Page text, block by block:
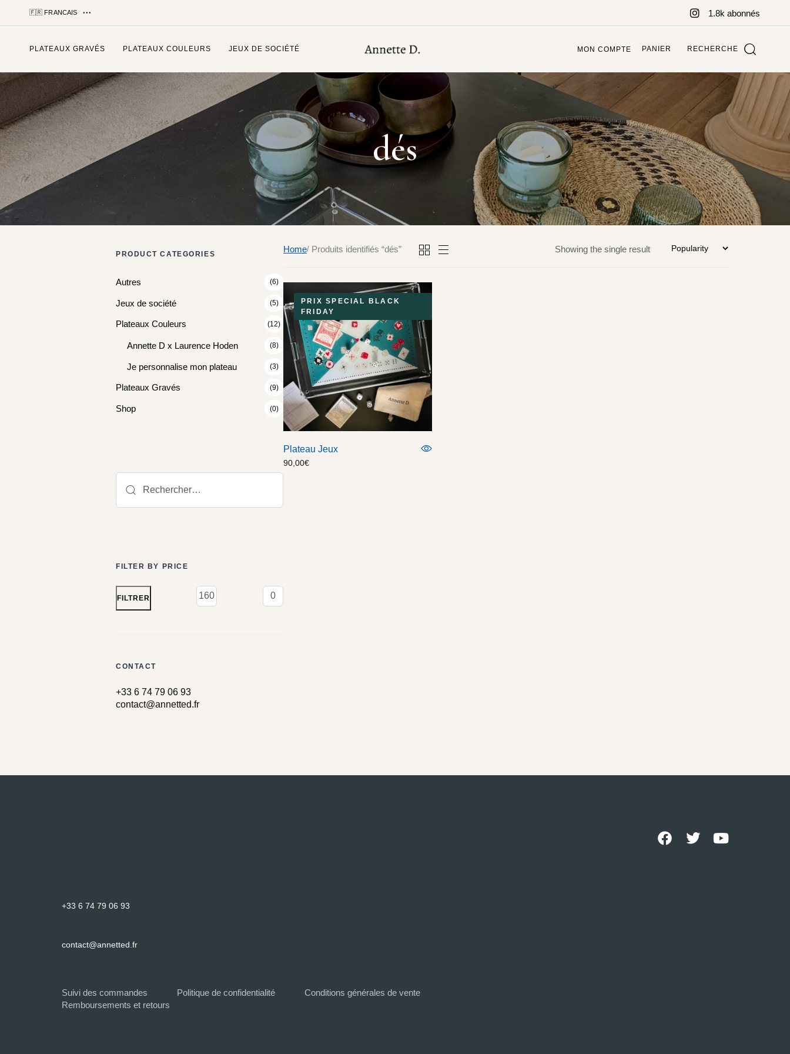
🇫🇷 FRANCAIS 1.8k abonnés
PLATEAUX GRAVÉS PLATEAUX COULEURS JEUX DE SOCIÉTÉ MON COMPTE PANIER RECHERCHE
Tapez et appuyez sur entrée
dés
Home Produits identifiés “dés” Showing the single result
PRIX SPECIAL BLACK
FRIDAY
Plateau Jeux
90,00€
PRODUCT CATEGORIES
Autres (6)
Jeux de société (5)
Plateaux Couleurs (12)
Annette D x Laurence Hoden (8)
Je personnalise mon plateau (3)
Plateaux Gravés (9)
Shop (0)
FILTER BY PRICE
FILTRER
CONTACT
+33 6 74 79 06 93
contact@annetted.fr
+33 6 74 79 06 93
contact@annetted.fr
Suivi des commandes Politique de confidentialité
Conditions générales de vente
Remboursements et retours